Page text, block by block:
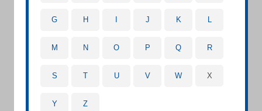
G H J K L
M N O P Q R
S T U V W X
Y Z